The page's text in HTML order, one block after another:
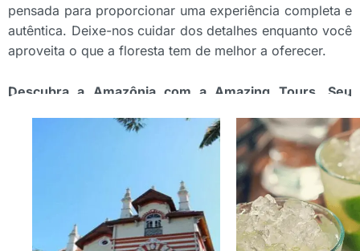
pensada para proporcionar uma experiência completa e
autêntica. Deixe-nos cuidar dos detalhes enquanto você
aproveita o que a floresta tem de melhor a oferecer.
Descubra a Amazônia com a Amazing Tours. Seu